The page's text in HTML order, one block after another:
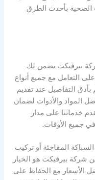
الصحية بأحدث الطرق
بيرفيكت يضمن لك
التعامل مع جميع أنواع
التفاصيل عند تقديم
المواد والأدوات لضمان
خدماتنا على مدار
جميع الأوقات.
المفاجئة أو تركيب
بيرفيكت هو الخيار
الأسعار مع الحفاظ على